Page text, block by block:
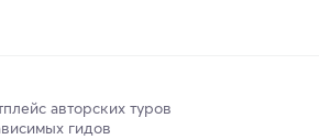
авторских туров
гидов